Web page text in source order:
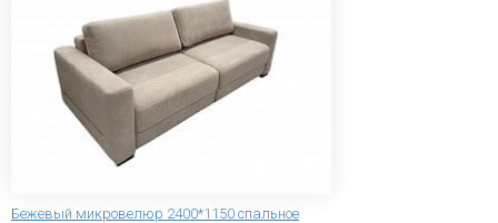
Бежевый микровелюр 2400*1150 спальное